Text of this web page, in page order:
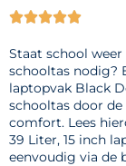

Staat school
schooltas nodig?
laptopvak Black
schooltas door
comfort. Lees
39 Liter, 15 inch
eenvoudig via de